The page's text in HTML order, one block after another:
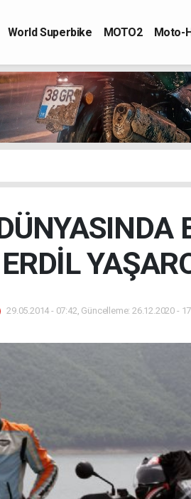
World Superbike MOTO2 Moto-
ERDİL
29.05.2014 - 07:42, Güncelleme: 26.12.2020 -